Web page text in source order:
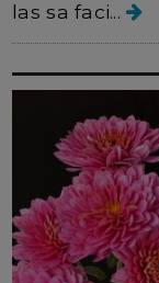
las sa faci...